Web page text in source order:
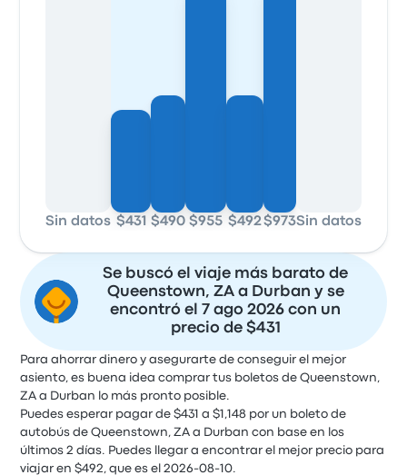
Sin datos $431 $490 $955 $492$973Sin datos
Se buscó el viaje más barato de
Queenstown, ZA a Durban y se
encontró el 7 ago 2026 con un
precio de $431
Para ahorrar dinero y asegurarte de conseguir el mejor
asiento, es buena idea comprar tus boletos de Queenstown,
ZA a Durban lo más pronto posible.
Puedes esperar pagar de $431 a $1,148 por un boleto de
autobús de Queenstown, ZA a Durban con base en los
últimos 2 días. Puedes llegar a encontrar el mejor precio para
viajar en $492, que es el 2026-08-10.